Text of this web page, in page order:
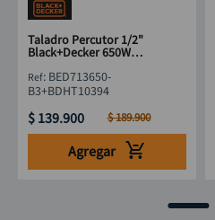
Taladro Percutor 1/2"
Black+Decker 650W
: BED713650-
B3+BDHT10394
$ 139.900 $189.900
Agregar